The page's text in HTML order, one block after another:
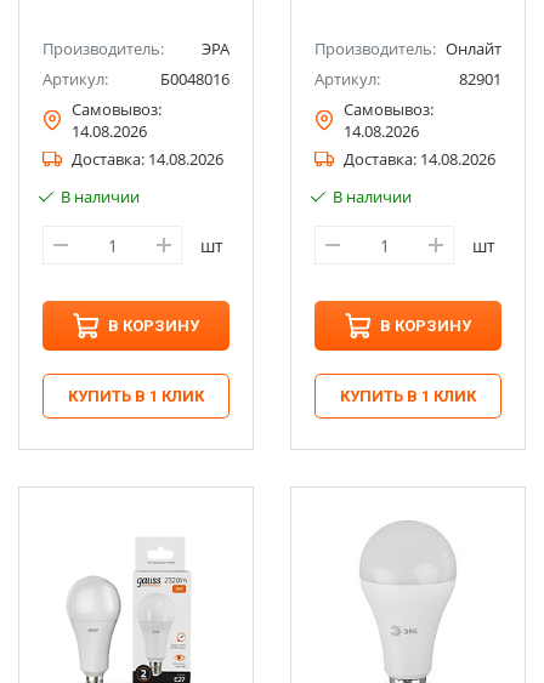
Производитель:
ЭРА
Артикул:
Б0048016
Самовывоз:
14.08.2026
Доставка: 14.08.2026
В наличии
шт
В КОРЗИНУ
КУПИТЬ В 1 КЛИК
Производитель: Онлайт
Артикул:
82901
Самовывоз:
14.08.2026
Доставка: 14.08.2026
В наличии
шт
В КОРЗИНУ
КУПИТЬ В 1 КЛИК